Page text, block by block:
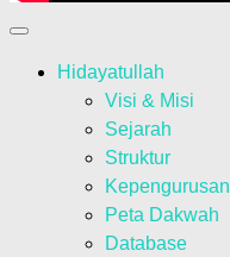
Hidayatullah
Visi & Misi
Sejarah
Struktur
Kepengurusan
Peta Dakwah
Database